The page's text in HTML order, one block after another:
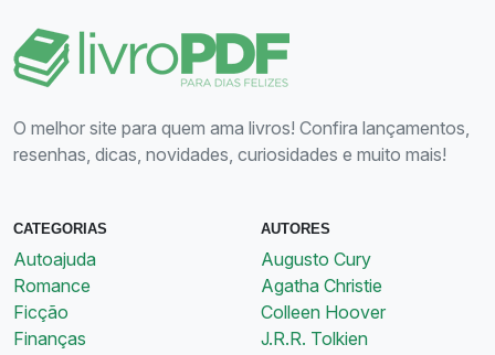
O melhor site para quem ama livros! Confira lançamentos,
resenhas, dicas, novidades, curiosidades e muito mais!
CATEGORIAS
Autoajuda
Romance
Ficção
Finanças
AUTORES
Augusto Cury
Agatha Christie
Colleen Hoover
J.R.R. Tolkien